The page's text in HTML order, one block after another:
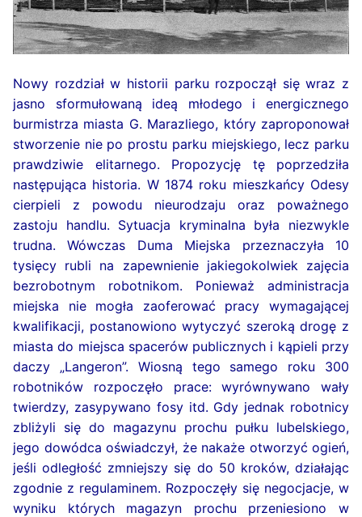
Nowy rozdział w historii parku rozpoczął się wraz z
jasno sformułowaną ideą młodego i energicznego
burmistrza miasta G. Marazliego, który zaproponował
stworzenie nie po prostu parku miejskiego, lecz parku
prawdziwie elitarnego. Propozycję tę poprzedziła
następująca historia. W 1874 roku mieszkańcy Odesy
cierpieli z powodu nieurodzaju oraz poważnego
zastoju handlu. Sytuacja kryminalna była niezwykle
trudna. Wówczas Duma Miejska przeznaczyła 10
tysięcy rubli na zapewnienie jakiegokolwiek zajęcia
bezrobotnym robotnikom. Ponieważ administracja
miejska nie mogła zaoferować pracy wymagającej
kwalifikacji, postanowiono wytyczyć szeroką drogę z
miasta do miejsca spacerów publicznych i kąpieli przy
daczy „Langeron”. Wiosną tego samego roku 300
robotników rozpoczęło prace: wyrównywano wały
twierdzy, zasypywano fosy itd. Gdy jednak robotnicy
zbliżyli się do magazynu prochu pułku lubelskiego,
jego dowódca oświadczył, że nakaże otworzyć ogień,
jeśli odległość zmniejszy się do 50 kroków, działając
zgodnie z regulaminem. Rozpoczęły się negocjacje, w
wyniku których magazyn prochu przeniesiono w